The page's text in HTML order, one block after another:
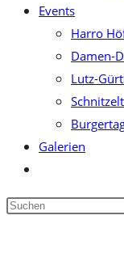
Events
Harro
Damen-
Lutz-
Galerien
umschalten
Diese